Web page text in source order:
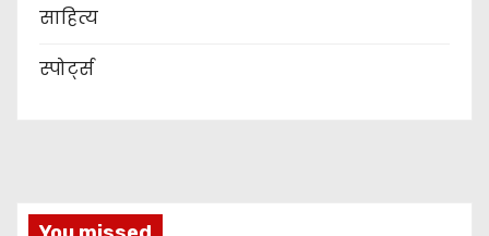
साहित्य
स्पोर्ट्स